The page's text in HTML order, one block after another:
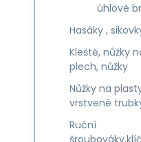
úhlové
Hasáky ,
Kleště, nůžky
plech, nůžky
Nůžky na
vrstvené
Ruční